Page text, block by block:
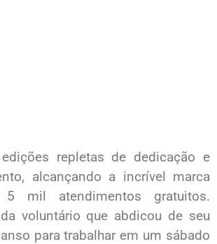
repletas de dedicação e
alcançando a incrível marca
mil atendimentos gratuitos.
voluntário que abdicou de seu
para trabalhar em um sábado